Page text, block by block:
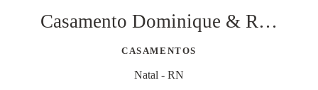
Casamento Dominique & Rudy
CASAMENTOS
Natal - RN